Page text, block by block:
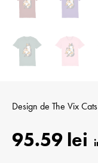
Design de The Vix Cats
95.59 lei